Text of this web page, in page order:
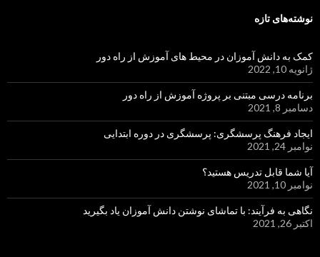
نوشته‌های تازه
کمک به دانش آموزان در محیط های آموزش از راه دور
ژانویه 10, 2022
برنامه درسی مبتنی بر پروژه آموزش از راه دور
دسامبر 8, 2021
ایجاد فرهنگ پرسشگری: پرسشگری در دوره ابتدایی
نوامبر 24, 2021
آیا شما قابل تدریس هستید؟
نوامبر 10, 2021
نگاهی به فرآیند: با تماشای نوشتن دانش آموزان یاد بگیرید
اکتبر 26, 2021